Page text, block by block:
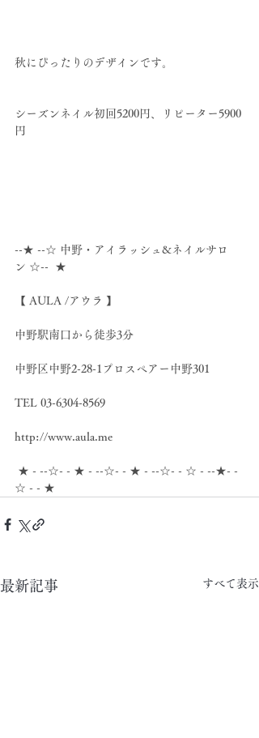
秋にぴったりのデザインです。
シーズンネイル初回5200円、リピーター5900
円
--★ --☆ 中野・アイラッシュ&ネイルサロ
ン ☆--  ★
【 AULA /アウラ 】
中野駅南口から徒歩3分
中野区中野2-28-1プロスペアー中野301
TEL 03-6304-8569
http://www.aula.me
★ - --☆- - ★ - --☆- - ★ - --☆- - ☆ - --★- -
☆ - - ★
最新記事 すべて表示